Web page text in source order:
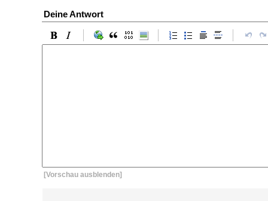
Deine Antwort
[Vorschau ausblenden]